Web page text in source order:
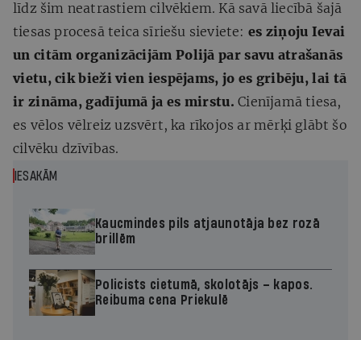
līdz šim neatrastiem cilvēkiem. Kā savā liecībā šajā
tiesas procesā teica sīriešu sieviete: es ziņoju Ievai
un citām organizācijām Polijā par savu atrašanās
vietu, cik bieži vien iespējams, jo es gribēju, lai tā
ir zināma, gadījumā ja es mirstu. Cienījamā tiesa,
es vēlos vēlreiz uzsvērt, ka rīkojos ar mērķi glābt šo
cilvēku dzīvības.
IESAKĀM
Kaucmindes pils atjaunotāja bez rozā
brillēm
Policists cietumā, skolotājs – kapos.
Reibuma cena Priekulē